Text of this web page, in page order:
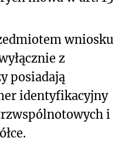
wniosku
z
posiadają
identyfikacyjny
i